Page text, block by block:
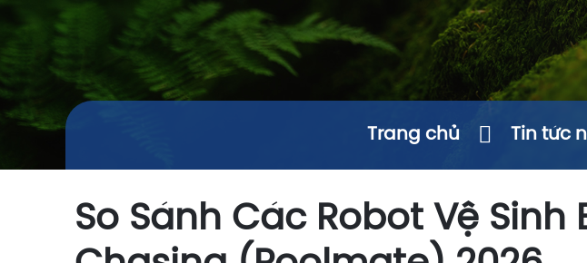
Trang chủ Tin tức
So Sánh Các Robot Vệ Sinh